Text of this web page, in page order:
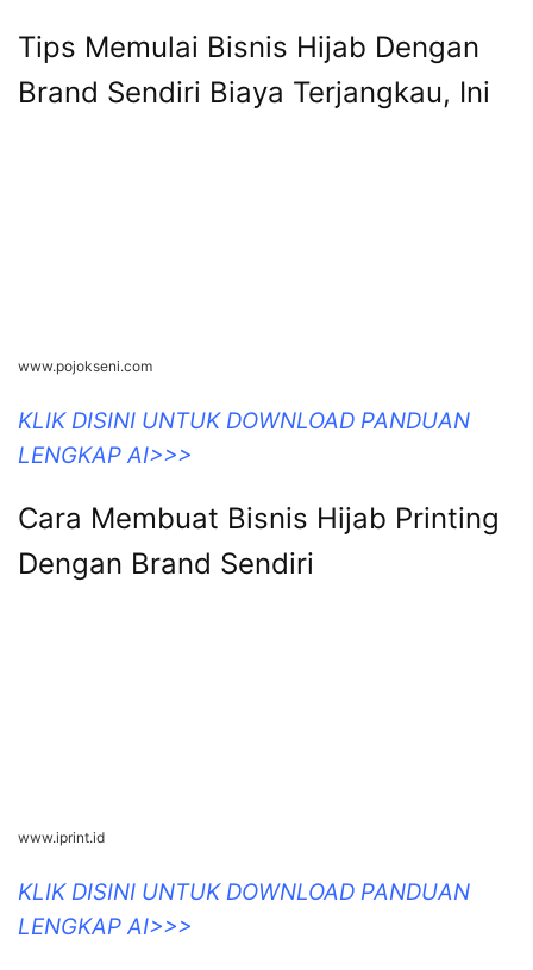
Tips Memulai Bisnis Hijab Dengan
Brand Sendiri Biaya Terjangkau, Ini
www.pojokseni.com
KLIK DISINI UNTUK DOWNLOAD PANDUAN
LENGKAP AI>>>
Cara Membuat Bisnis Hijab Printing
Dengan Brand Sendiri
www.iprint.id
KLIK DISINI UNTUK DOWNLOAD PANDUAN
LENGKAP AI>>>